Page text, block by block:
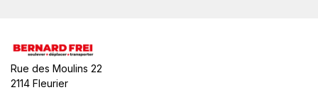
Rue des Moulins 22
2114 Fleurier